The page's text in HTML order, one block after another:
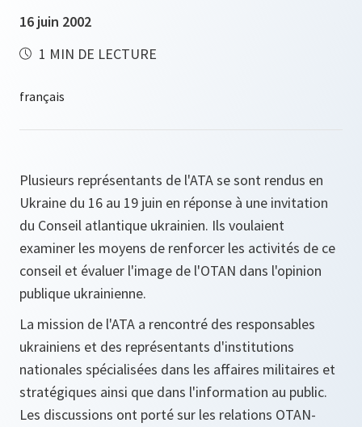
16 juin 2002
1 MIN DE LECTURE
Plusieurs représentants de l'ATA se sont rendus en
Ukraine du 16 au 19 juin en réponse à une invitation
du Conseil atlantique ukrainien. Ils voulaient
examiner les moyens de renforcer les activités de ce
conseil et évaluer l'image de l'OTAN dans l'opinion
publique ukrainienne.
La mission de l'ATA a rencontré des responsables
ukrainiens et des représentants d'institutions
nationales spécialisées dans les affaires militaires et
stratégiques ainsi que dans l'information au public.
Les discussions ont porté sur les relations OTAN-